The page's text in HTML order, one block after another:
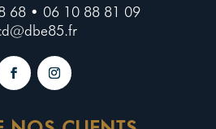
68 • 06 10 88 81 09